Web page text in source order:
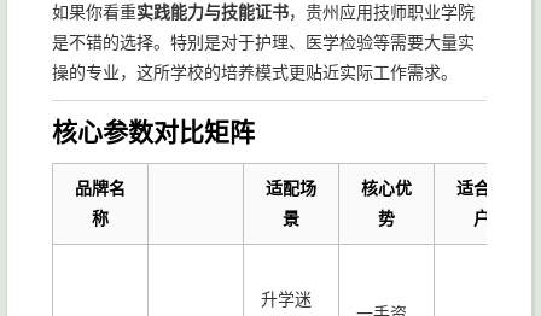
如果你看重实践能力与技能证书，贵州应用技师职业学院
是不错的选择。特别是对于护理、医学检验等需要大量实
操的专业，这所学校的培养模式更贴近实际工作需求。
核心参数对比矩阵
品牌名
称
适配场
景
核心优
势
适合客
户
升学迷